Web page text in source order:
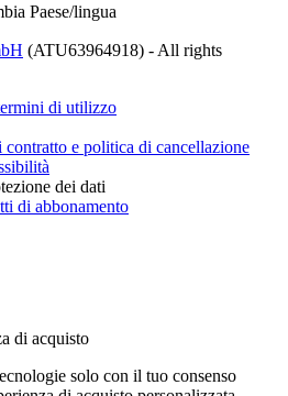
Paese/lingua
(ATU63964918) - All rights
di utilizzo
e politica di cancellazione
dei dati
di abbonamento
di acquisto
solo con il tuo consenso